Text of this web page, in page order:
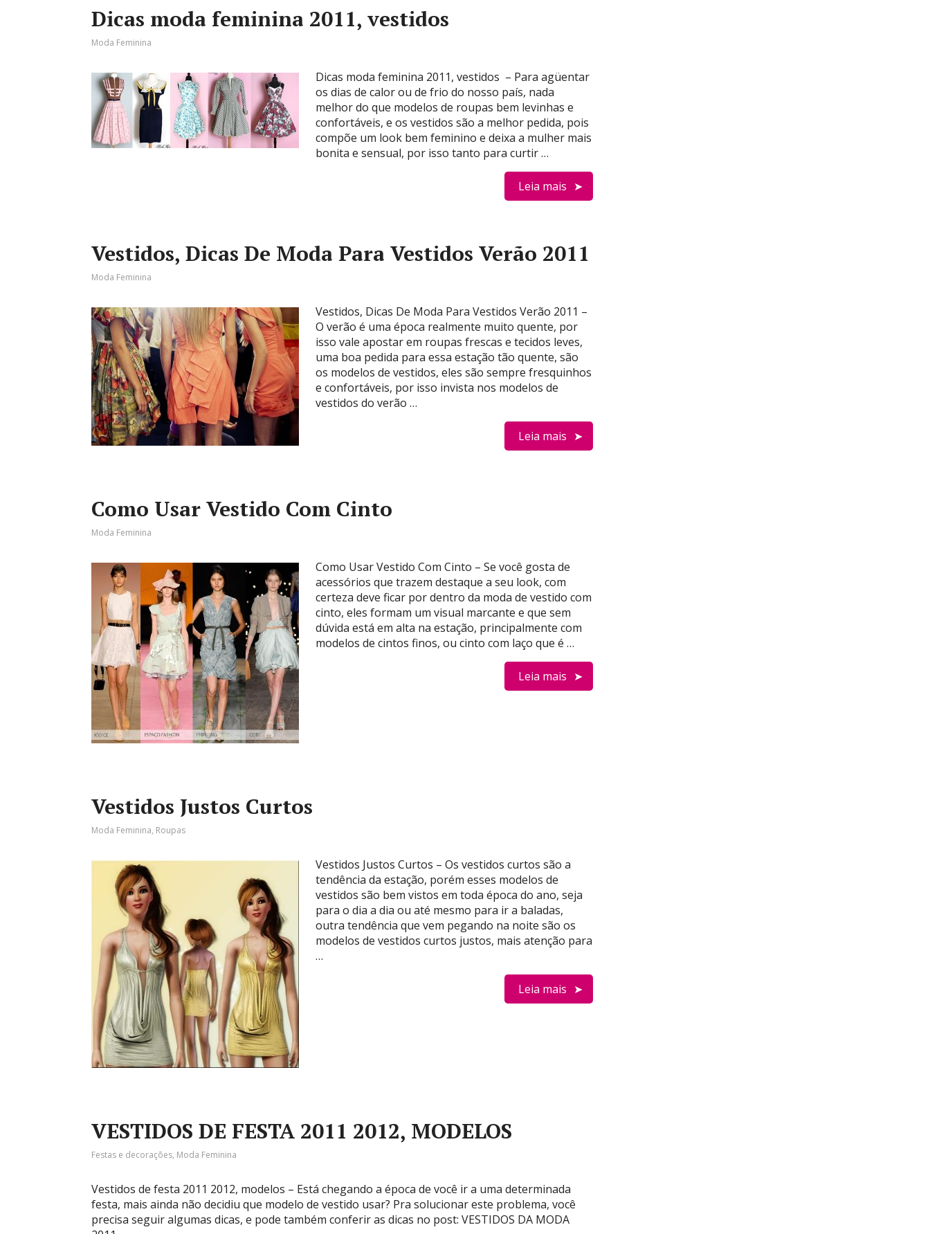
Dicas moda feminina 2011, vestidos
Moda Feminina
Dicas moda feminina 2011, vestidos – Para agüentar
os dias de calor ou de frio do nosso país, nada
melhor do que modelos de roupas bem levinhas e
confortáveis, e os vestidos são a melhor pedida, pois
compõe um look bem feminino e deixa a mulher mais
bonita e sensual, por isso tanto para curtir …
Leia mais
Vestidos, Dicas De Moda Para Vestidos Verão 2011
Moda Feminina
Vestidos, Dicas De Moda Para Vestidos Verão 2011 –
O verão é uma época realmente muito quente, por
isso vale apostar em roupas frescas e tecidos leves,
uma boa pedida para essa estação tão quente, são
os modelos de vestidos, eles são sempre fresquinhos
e confortáveis, por isso invista nos modelos de
vestidos do verão …
Leia mais
Como Usar Vestido Com Cinto
Moda Feminina
Como Usar Vestido Com Cinto – Se você gosta de
acessórios que trazem destaque a seu look, com
certeza deve ficar por dentro da moda de vestido com
cinto, eles formam um visual marcante e que sem
dúvida está em alta na estação, principalmente com
modelos de cintos finos, ou cinto com laço que é …
Leia mais
Vestidos Justos Curtos
Moda Feminina, Roupas
Vestidos Justos Curtos – Os vestidos curtos são a
tendência da estação, porém esses modelos de
vestidos são bem vistos em toda época do ano, seja
para o dia a dia ou até mesmo para ir a baladas,
outra tendência que vem pegando na noite são os
modelos de vestidos curtos justos, mais atenção para
…
Leia mais
VESTIDOS DE FESTA 2011 2012, MODELOS
Festas e decorações, Moda Feminina
Vestidos de festa 2011 2012, modelos – Está chegando a época de você ir a uma determinada
festa, mais ainda não decidiu que modelo de vestido usar? Pra solucionar este problema, você
precisa seguir algumas dicas, e pode também conferir as dicas no post: VESTIDOS DA MODA